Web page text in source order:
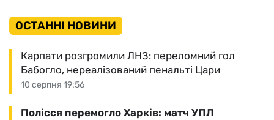
ОСТАННІ НОВИНИ
10 серпня 19:56
Карпати розгромили ЛНЗ: переломний гол
Бабогло, нереалізований пенальті Цари
Полісся перемогло Харків: матч УПЛ